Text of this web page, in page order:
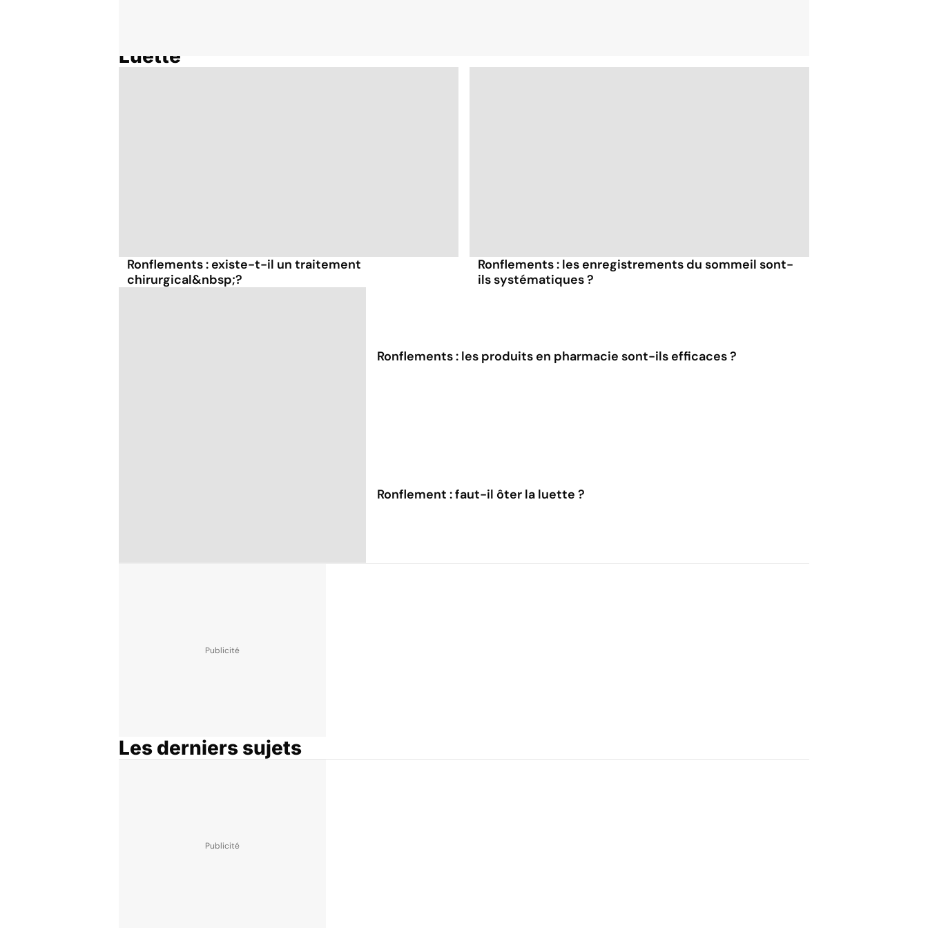
Luette
Ronflements : existe-t-il un traitement
chirurgical&nbsp;?
Ronflements : les enregistrements du sommeil sont-
ils systématiques ?
Ronflements : les produits en pharmacie sont-ils efficaces ?
Ronflement : faut-il ôter la luette ?
Les derniers sujets